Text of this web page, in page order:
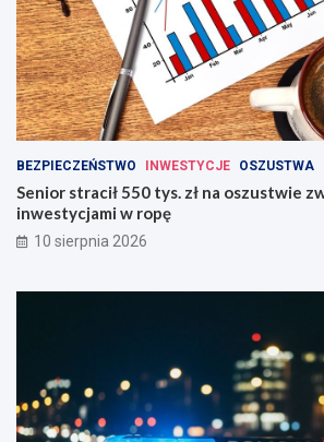
BEZPIECZEŃSTWO INWESTYCJE OSZUSTWA
Senior stracił 550 tys. zł na oszustwie
inwestycjami w ropę
10 sierpnia 2026